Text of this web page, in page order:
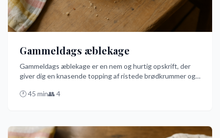
Gammeldags æblekage
Gammeldags æblekage er en nem og hurtig opskrift, der
giver dig en knasende topping af ristede brødkrummer og
imponere dine gæster med minimal indsats. Prøv den
🕐45 min👥 4